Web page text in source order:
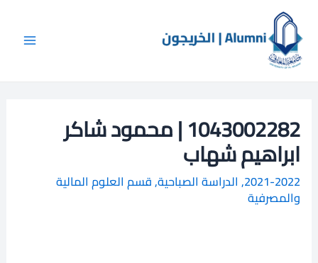
المحتوى
1043002282 | محمود شاكر
ابراهيم شهاب
2021-2022
, الدراسة الصباحية,قسم العلوم المالية
والمصرفية